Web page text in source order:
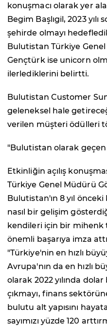
konuşmacı olarak yer
Begim Başlıgil, 2023
şehirde olmayı
Bulutistan Türkiye
Gençtürk ise unicorn
ilerlediklerini belirtti.
Bulutistan Customer
geleneksel hale
verilen müşteri ödülleri
"Bulutistan olarak
Etkinliğin açılış
Türkiye Genel Müdürü
Bulutistan'ın 8 yıl
nasıl bir gelişim
kendileri için bir mihenk
önemli başarıya imza
"Türkiye'nin en hızlı
Avrupa'nın da en hızlı
olarak 2022 yılında
çıkmayı, finans
bulutu alt yapısını
sayımızı yüzde 120